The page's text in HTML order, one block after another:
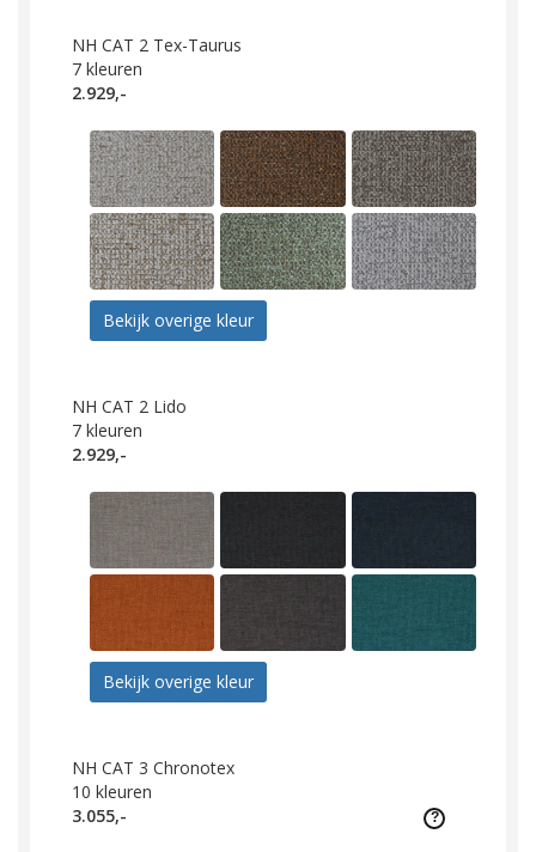
NH CAT 2 Tex-Taurus
7 kleuren
2.929,-
Bekijk overige kleur
NH CAT 2 Lido
7 kleuren
2.929,-
Bekijk overige kleur
NH CAT 3 Chronotex
10 kleuren
3.055,-